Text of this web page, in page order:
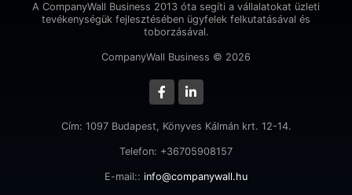
A CompanyWall Business 2013 óta segíti a vállalatokat üzleti
tevékenységük fejlesztésében ügyfelek felkutatásával és
toborzásával.
CompanyWall Business © 2026
Cím: 1097 Budapest, Könyves Kálmán krt. 12-14.
Telefon: +36705908157
E-mail:: info@companywall.hu